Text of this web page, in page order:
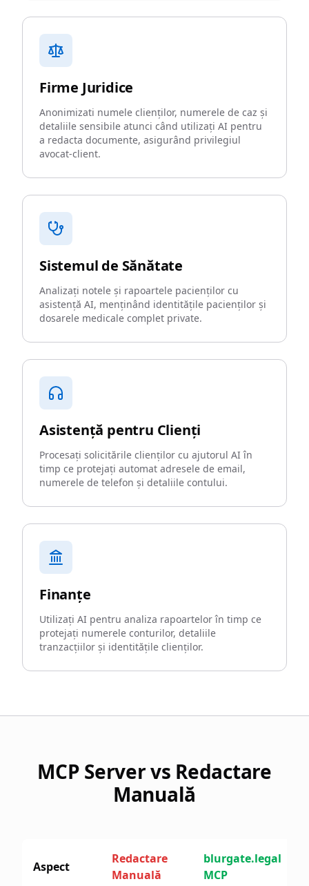
Firme Juridice
Anonimizati numele clienților, numerele de caz și
detaliile sensibile atunci când utilizați AI pentru
a redacta documente, asigurând privilegiul
avocat-client.
Sistemul de Sănătate
Analizați notele și rapoartele pacienților cu
asistență AI, menținând identitățile pacienților și
dosarele medicale complet private.
Asistență pentru Clienți
Procesați solicitările clienților cu ajutorul AI în
timp ce protejați automat adresele de email,
numerele de telefon și detaliile contului.
Finanțe
Utilizați AI pentru analiza rapoartelor în timp ce
protejați numerele conturilor, detaliile
tranzacțiilor și identitățile clienților.
MCP Server vs Redactare
Manuală
Aspect
Redactare
Manuală
blurgate.legal
MCP